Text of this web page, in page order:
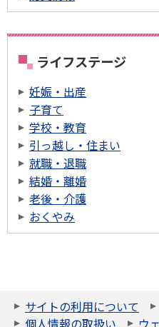
ライフステージ
妊娠・出産
子育て
学校・教育
引っ越し・住まい
就職・退職
結婚・離婚
老後・介護
おくやみ
サイトの利用について